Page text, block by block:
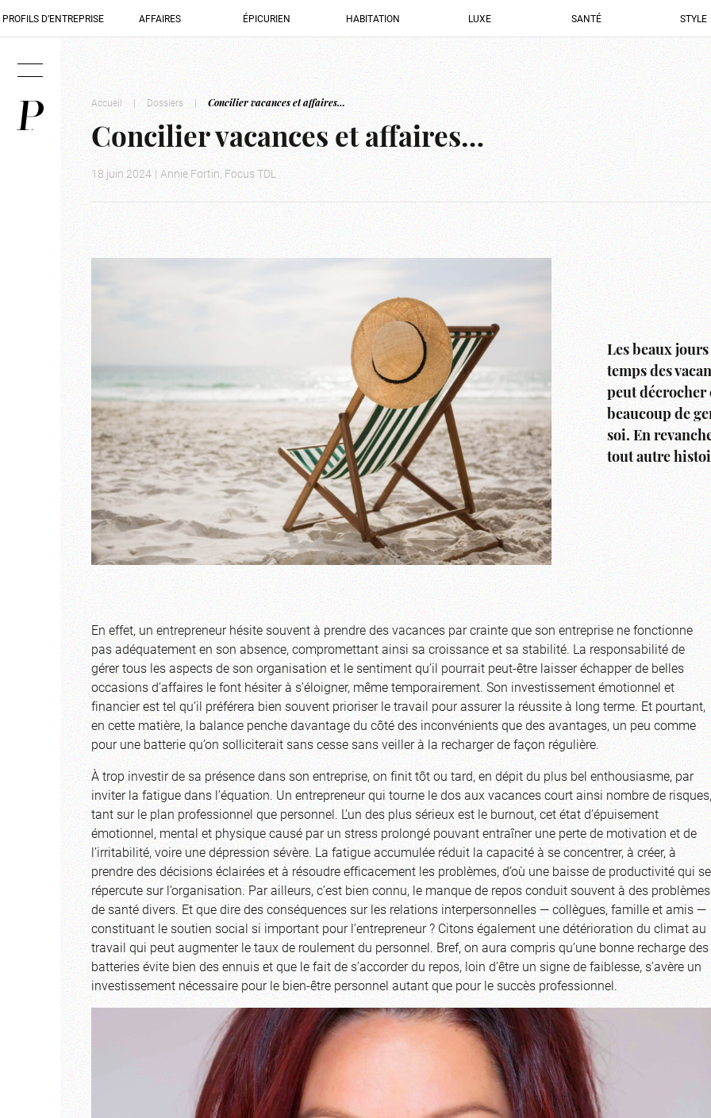
PROFILS D’ENTREPRISE AFFAIRES ÉPICURIEN HABITATION LUXE SANTÉ STYLE
Accueil | Dossiers | Concilier vacances et affaires…
Concilier vacances et affaires…
18 juin 2024 | Annie Fortin, Focus TDL
Les beaux
temps des
peut décrocher
beaucoup de
soi. En
tout autre
En effet, un entrepreneur hésite souvent à prendre des vacances par crainte que son entreprise ne fonctionne
pas adéquatement en son absence, compromettant ainsi sa croissance et sa stabilité. La responsabilité de
gérer tous les aspects de son organisation et le sentiment qu’il pourrait peut-être laisser échapper de belles
occasions d’affaires le font hésiter à s’éloigner, même temporairement. Son investissement émotionnel et
financier est tel qu’il préférera bien souvent prioriser le travail pour assurer la réussite à long terme. Et pourtant,
en cette matière, la balance penche davantage du côté des inconvénients que des avantages, un peu comme
pour une batterie qu’on solliciterait sans cesse sans veiller à la recharger de façon régulière.
À trop investir de sa présence dans son entreprise, on finit tôt ou tard, en dépit du plus bel enthousiasme, par
inviter la fatigue dans l’équation. Un entrepreneur qui tourne le dos aux vacances court ainsi nombre de risques,
tant sur le plan professionnel que personnel. L’un des plus sérieux est le burnout, cet état d’épuisement
émotionnel, mental et physique causé par un stress prolongé pouvant entraîner une perte de motivation et de
l’irritabilité, voire une dépression sévère. La fatigue accumulée réduit la capacité à se concentrer, à créer, à
prendre des décisions éclairées et à résoudre efficacement les problèmes, d’où une baisse de productivité qui se
répercute sur l’organisation. Par ailleurs, c’est bien connu, le manque de repos conduit souvent à des problèmes
de santé divers. Et que dire des conséquences sur les relations interpersonnelles — collègues, famille et amis —
constituant le soutien social si important pour l’entrepreneur ? Citons également une détérioration du climat au
travail qui peut augmenter le taux de roulement du personnel. Bref, on aura compris qu’une bonne recharge des
batteries évite bien des ennuis et que le fait de s’accorder du repos, loin d’être un signe de faiblesse, s’avère un
investissement nécessaire pour le bien-être personnel autant que pour le succès professionnel.